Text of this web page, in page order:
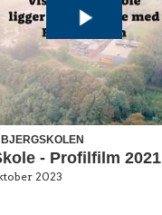
- Profilfilm 2021
2023